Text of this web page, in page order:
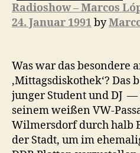
Radioshow – Marcos
24. Januar 1991 by
Was war das besondere
‚Mittagsdiskothek‘? Das
junger Student und DJ
seinem weißen VW-
Wilmersdorf durch halb
der Stadt, um im